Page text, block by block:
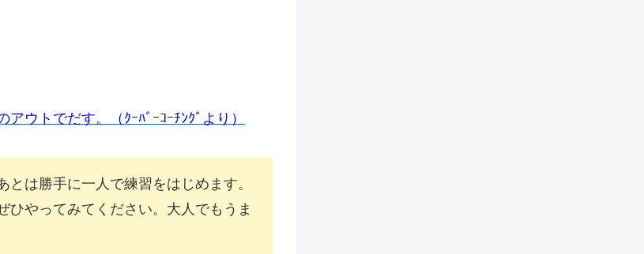
ウトでだす。（ｸｰﾊﾞｰｺｰﾁﾝｸﾞより）
は勝手に一人で練習をはじめます。
ひやってみてください。大人でもうま